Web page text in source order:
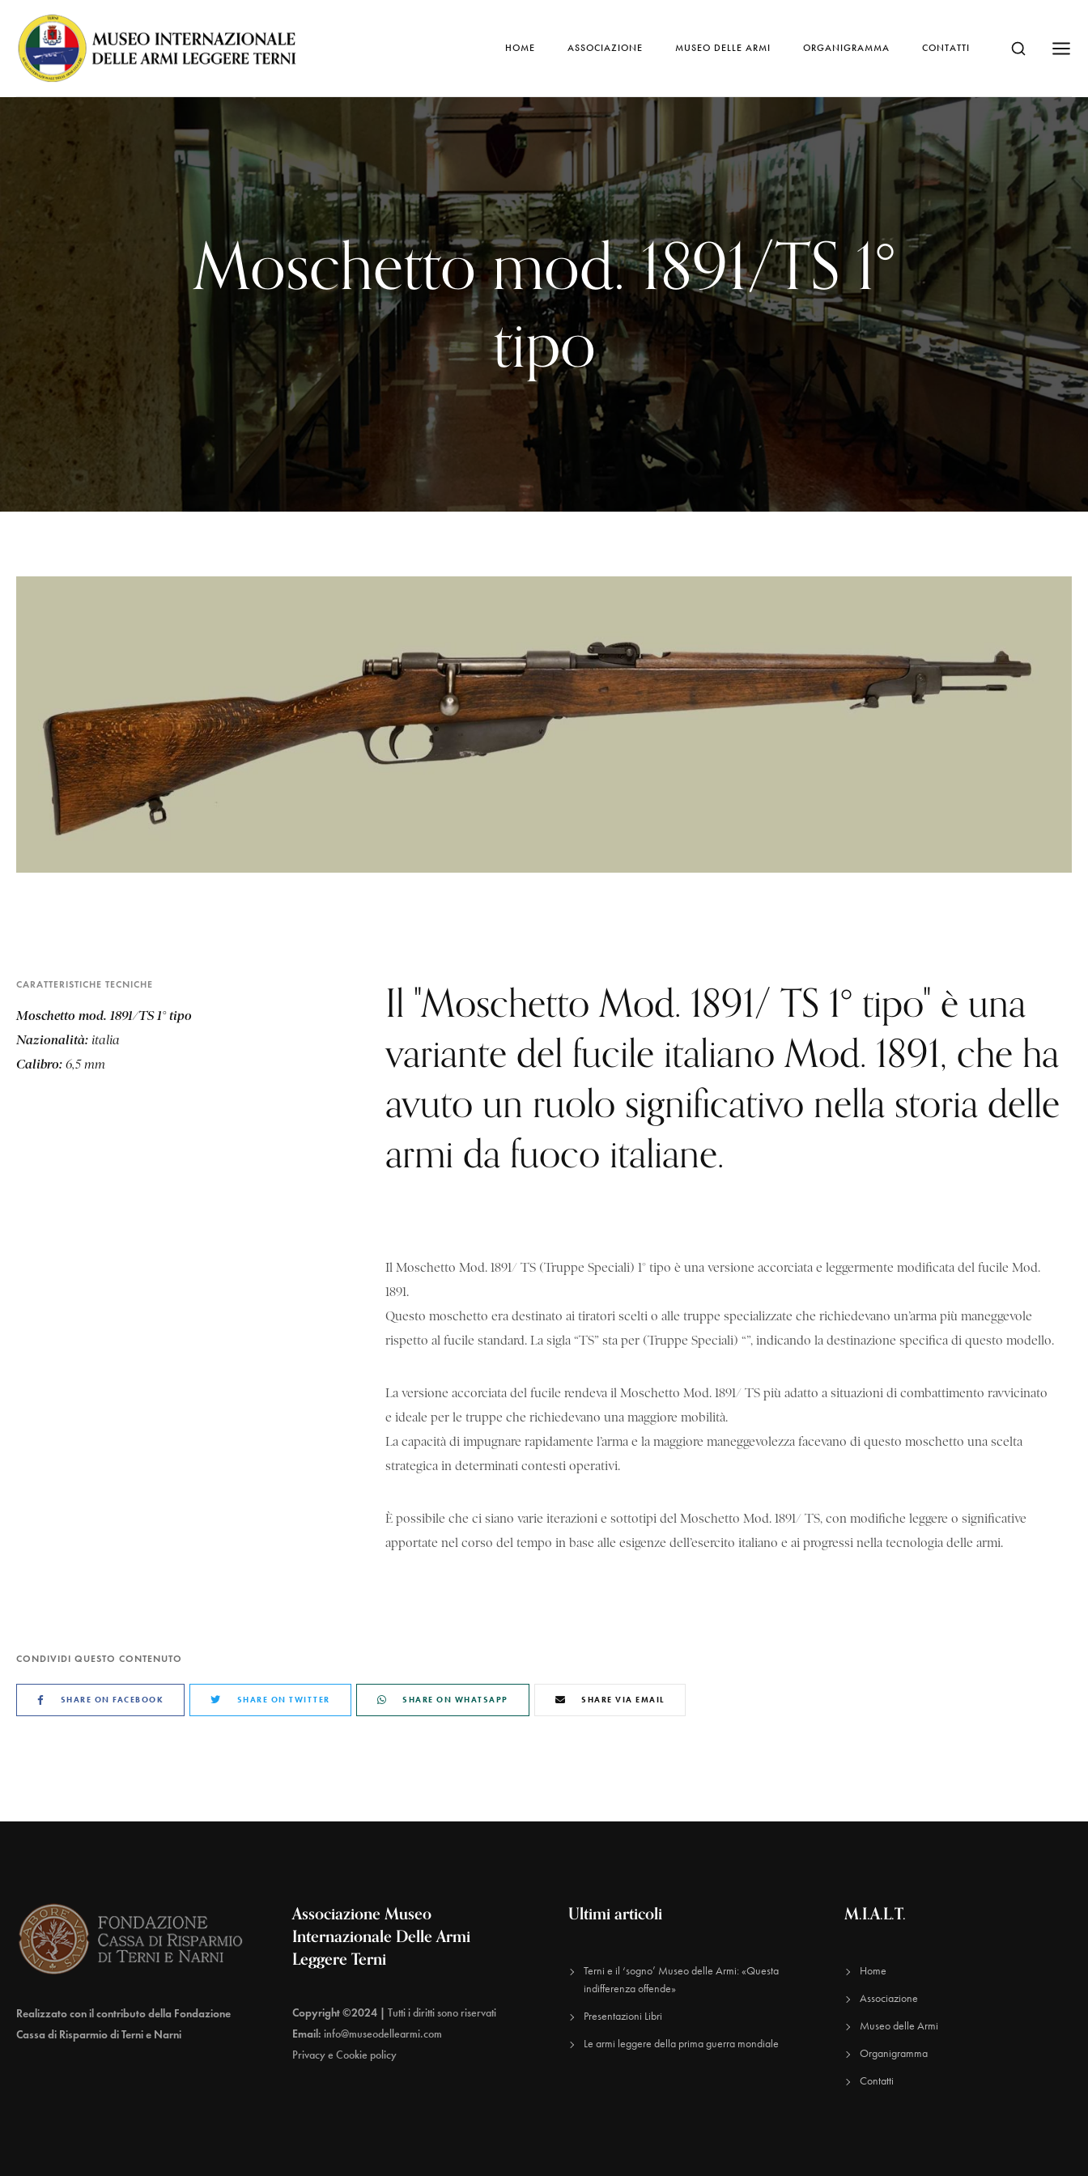
HOME ASSOCIAZIONE MUSEO DELLE ARMI ORGANIGRAMMA CONTATTI
Moschetto mod. 1891/TS 1°
tipo
CARATTERISTICHE TECNICHE
Moschetto mod. 1891/TS 1° tipo
Nazionalità: italia
Calibro: 6,5 mm
Il "Moschetto Mod. 1891/ TS 1° tipo" è una
variante del fucile italiano Mod. 1891, che ha
avuto un ruolo significativo nella storia delle
armi da fuoco italiane.
Il Moschetto Mod. 1891/ TS (Truppe Speciali) 1° tipo è una versione accorciata e leggermente modificata del fucile Mod.
1891.
Questo moschetto era destinato ai tiratori scelti o alle truppe specializzate che richiedevano un’arma più maneggevole
rispetto al fucile standard. La sigla “TS” sta per (Truppe Speciali) “”, indicando la destinazione specifica di questo modello.
La versione accorciata del fucile rendeva il Moschetto Mod. 1891/ TS più adatto a situazioni di combattimento ravvicinato
e ideale per le truppe che richiedevano una maggiore mobilità.
La capacità di impugnare rapidamente l’arma e la maggiore maneggevolezza facevano di questo moschetto una scelta
strategica in determinati contesti operativi.
È possibile che ci siano varie iterazioni e sottotipi del Moschetto Mod. 1891/ TS, con modifiche leggere o significative
apportate nel corso del tempo in base alle esigenze dell’esercito italiano e ai progressi nella tecnologia delle armi.
CONDIVIDI QUESTO CONTENUTO
SHARE ON FACEBOOK SHARE ON TWITTER SHARE ON WHATSAPP SHARE VIA EMAIL
Realizzato con il contributo della Fondazione
Cassa di Risparmio di Terni e Narni
Associazione Museo
Internazionale Delle Armi
Leggere Terni
Copyright ©2024 | Tutti i diritti sono riservati
Email: info@museodellearmi.com
Privacy e Cookie policy
Ultimi articoli
Terni e il ‘sogno’ Museo delle Armi: «Questa
indifferenza offende»
Presentazioni Libri
Le armi leggere della prima guerra mondiale
M.I.A.L.T.
Home
Associazione
Museo delle Armi
Organigramma
Contatti